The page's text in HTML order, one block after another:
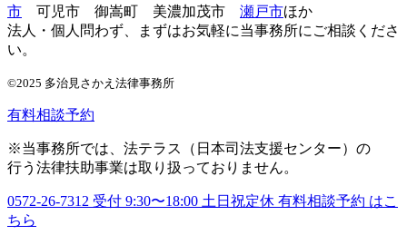
市 可児市 御嵩町 美濃加茂市 瀬戸市ほか
法人・個人問わず、まずはお気軽に当事務所にご相談くださ
い。
©2025 多治見さかえ法律事務所
有料相談予約
※当事務所では、法テラス（日本司法支援センター）の
行う法律扶助事業は取り扱っておりません。
0572-26-7312 受付 9:30〜18:00 土日祝定休 有料相談予約 はこ
ちら